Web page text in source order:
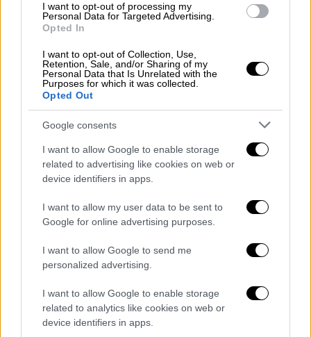
I want to opt-out of processing my
Personal Data for Targeted Advertising.
Opted In
I want to opt-out of Collection, Use,
Retention, Sale, and/or Sharing of my
Personal Data that Is Unrelated with the
Purposes for which it was collected.
Opted Out
Google consents
I want to allow Google to enable storage
related to advertising like cookies on web or
device identifiers in apps.
I want to allow my user data to be sent to
Google for online advertising purposes.
I want to allow Google to send me
personalized advertising.
I want to allow Google to enable storage
related to analytics like cookies on web or
device identifiers in apps.
μαγνητικά υλικά, την εμβιομηχανική κ.α.
Πεδίο και 13.150 μόρια)
Αποτελεί μία από τις πέντε επιλογές του
1ου επιστημονικού πεδίου για να γίνεις
οικονομολόγοςμε πρόγραμμα σπουδών, το
οποίο περιλαμβάνει μαθήματα Δικαίου και
μαθήματα οικονομίας και διοίκησης
Αποτελεί μία αξιόλογη επιλογή για τους
υποψηφίους και του πρώτου και του
τέταρτου επιστημονικού πεδίου οι οποίοι
τομέα ως οικονομολόγοι είτε με την
εκπαίδευση είτε γενικότερα με την
Οργάνωση και Διοίκηση Επιχειρήσεων, τον
Τουρισμό και το Εμπόριο, ακολουθώντας μια
μεταπτυχιακή εξειδίκευση.